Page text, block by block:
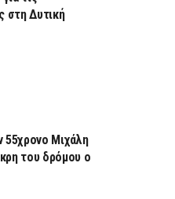
στη Δυτική
55χρονο Μιχάλη
του δρόμου ο